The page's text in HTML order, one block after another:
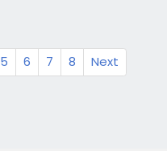
5 6 7 8 Next